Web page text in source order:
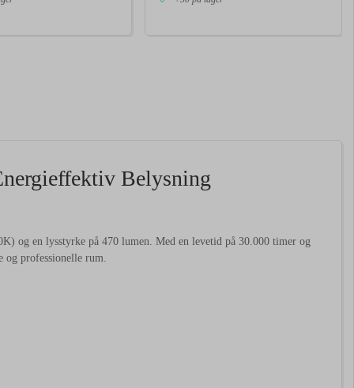
Belysning
og en lysstyrke på 470 lumen. Med en levetid på 30.000 timer og
professionelle rum.